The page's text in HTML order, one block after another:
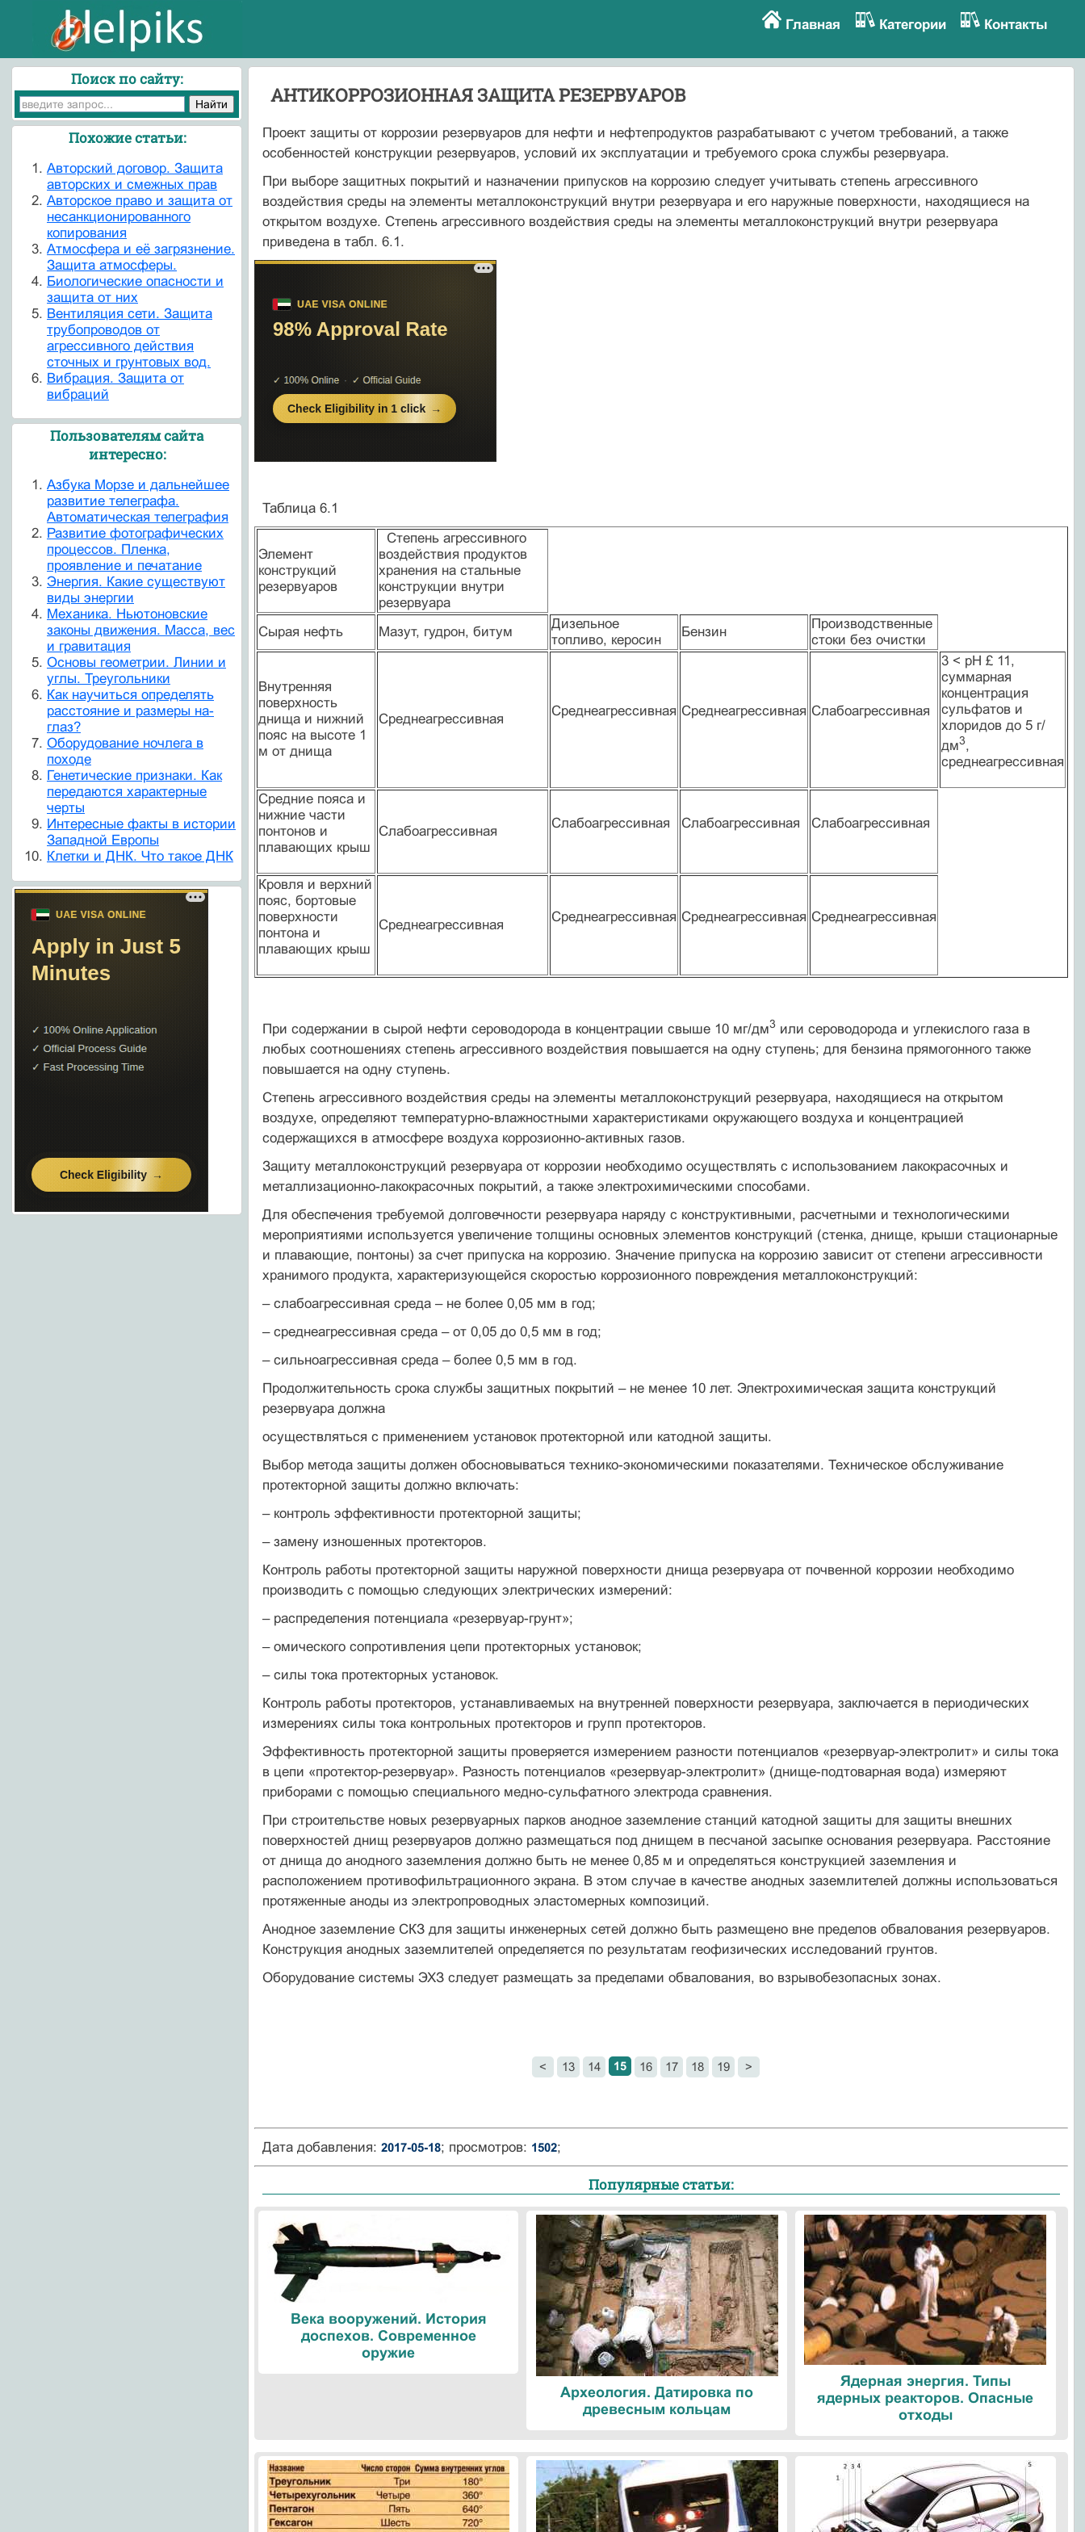
Главная Категории Контакты
АНТИКОРРОЗИОННАЯ ЗАЩИТА РЕЗЕРВУАРОВ
Проект защиты от коррозии резервуаров для нефти и нефтепродуктов разрабатывают с учетом требований, а также
особенностей конструкции резервуаров, условий их эксплуатации и требуемого срока службы резервуара.
При выборе защитных покрытий и назначении припусков на коррозию следует учитывать степень агрессивного
воздействия среды на элементы металлоконструкций внутри резервуара и его наружные поверхности, находящиеся на
открытом воздухе. Степень агрессивного воздействия среды на элементы металлоконструкций внутри резервуара
приведена в табл. 6.1.
Таблица 6.1
Элемент
конструкций
резервуаров
Степень агрессивного
воздействия продуктов
хранения на стальные
конструкции внутри
резервуара
Сырая нефть
Мазут, гудрон, битум
Дизельное
топливо, керосин
Бензин
Производственные
стоки без очистки
Внутренняя
поверхность
днища и нижний
пояс на высоте 1
м от днища
Среднеагрессивная
Среднеагрессивная Среднеагрессивная Слабоагрессивная
3 < рН £ 11,
суммарная
концентрация
сульфатов и
хлоридов до 5 г/
дм3,
среднеагрессивная
Средние пояса и
нижние части
понтонов и
плавающих крыш
Слабоагрессивная
Слабоагрессивная Слабоагрессивная Слабоагрессивная
Кровля и верхний
пояс, бортовые
поверхности
понтона и
плавающих крыш
Среднеагрессивная
Среднеагрессивная Среднеагрессивная Среднеагрессивная
При содержании в сырой нефти сероводорода в концентрации свыше 10 мг/дм3или сероводорода и углекислого газа в
любых соотношениях степень агрессивного воздействия повышается на одну ступень; для бензина прямогонного также
повышается на одну ступень.
Степень агрессивного воздействия среды на элементы металлоконструкций резервуара, находящиеся на открытом
воздухе, определяют температурно-влажностными характеристиками окружающего воздуха и концентрацией
содержащихся в атмосфере воздуха коррозионно-активных газов.
Защиту металлоконструкций резервуара от коррозии необходимо осуществлять с использованием лакокрасочных и
металлизационно-лакокрасочных покрытий, а также электрохимическими способами.
Для обеспечения требуемой долговечности резервуара наряду с конструктивными, расчетными и технологическими
мероприятиями используется увеличение толщины основных элементов конструкций (стенка, днище, крыши стационарные
и плавающие, понтоны) за счет припуска на коррозию. Значение припуска на коррозию зависит от степени агрессивности
хранимого продукта, характеризующейся скоростью коррозионного повреждения металлоконструкций:
– слабоагрессивная среда – не более 0,05 мм в год;
– среднеагрессивная среда – от 0,05 до 0,5 мм в год;
– сильноагрессивная среда – более 0,5 мм в год.
Продолжительность срока службы защитных покрытий – не менее 10 лет. Электрохимическая защита конструкций
резервуара должна
осуществляться с применением установок протекторной или катодной защиты.
Выбор метода защиты должен обосновываться технико-экономичес­кими показателями. Техническое обслуживание
протекторной защиты должно включать:
– контроль эффективности протекторной защиты;
– замену изношенных протекторов.
Контроль работы протекторной защиты наружной поверхности днища резервуара от почвенной коррозии необходимо
производить с помощью следующих электрических измерений:
– распределения потенциала «резервуар-грунт»;
– омического сопротивления цепи протекторных установок;
– силы тока протекторных установок.
Контроль работы протекторов, устанавливаемых на внутренней поверхности резервуара, заключается в периодических
измерениях силы тока контрольных протекторов и групп протекторов.
Эффективность протекторной защиты проверяется измерением разности потенциалов «резервуар-электролит» и силы тока
в цепи «протектор-резервуар». Разность потенциалов «резервуар-электролит» (днище-подтоварная вода) измеряют
приборами с помощью специального медно-сульфатного электрода сравнения.
При строительстве новых резервуарных парков анодное заземление станций катодной защиты для защиты внешних
поверхностей днищ резервуаров должно размещаться под днищем в песчаной засыпке основания резервуара. Расстояние
от днища до анодного заземления должно быть не менее 0,85 м и определяться конструкцией заземления и
расположением противофильтрационного экрана. В этом случае в качестве анодных заземлителей должны использоваться
протяженные аноды из электропроводных эластомерных композиций.
Анодное заземление СКЗ для защиты инженерных сетей должно быть размещено вне пределов обвалования резервуаров.
Конструкция анодных заземлителей определяется по результатам геофизических исследований грунтов.
Оборудование системы ЭХЗ следует размещать за пределами обвалования, во взрывобезопасных зонах.
< 13 14 15 16 17 18 19 >
Дата добавления: 2017-05-18; просмотров: 1502;
Популярные статьи:
Века вооружений. История
доспехов. Современное
оружие
Археология. Датировка по
древесным кольцам
Ядерная энергия. Типы
ядерных реакторов. Опасные
отходы
Поиск по сайту:
Похожие статьи:
Авторский договор. Защита
авторских и смежных прав
Авторское право и защита от
несанкционированного
копирования
Атмосфера и её загрязнение.
Защита атмосферы.
Биологические опасности и
защита от них
Вентиляция сети. Защита
трубопроводов от
агрессивного действия
сточных и грунтовых вод.
Вибрация. Защита от
вибраций
Пользователям сайта
интересно:
Азбука Морзе и дальнейшее
развитие телеграфа.
Автоматическая телеграфия
Развитие фотографических
процессов. Пленка,
проявление и печатание
Энергия. Какие существуют
виды энергии
Механика. Ньютоновские
законы движения. Масса, вес
и гравитация
Основы геометрии. Линии и
углы. Треугольники
Как научиться определять
расстояние и размеры на-
глаз?
Оборудование ночлега в
походе
Генетические признаки. Как
передаются характерные
черты
Интересные факты в истории
Западной Европы
Клетки и ДНК. Что такое ДНК